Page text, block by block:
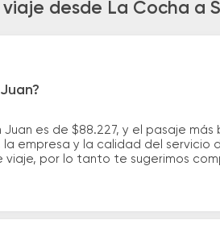
desde La Cocha a
es de $88.227, y el pasaje
empresa y la calidad del servicio
por lo tanto te sugerimos